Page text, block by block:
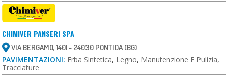
CHIMIVER PANSERI SPA
VIA BERGAMO, 1401 - 24030 PONTIDA (BG)
PAVIMENTAZIONI: Erba Sintetica, Legno, Manutenzione E Pulizia,
Tracciature